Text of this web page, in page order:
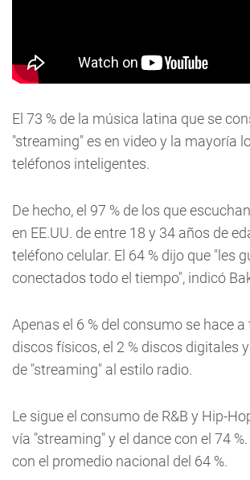
El 73 % de la música latina que se
"streaming" es en video y la mayoría
teléfonos inteligentes.
De hecho, el 97 % de los que
en EE.UU. de entre 18 y 34 años de
teléfono celular. El 64 % dijo que "les
conectados todo el tiempo", indicó
Apenas el 6 % del consumo se hace a
discos físicos, el 2 % discos digitales
de "streaming" al estilo radio.
Le sigue el consumo de R&B y Hip-
vía "streaming" y el dance con el 74
con el promedio nacional del 64 %.